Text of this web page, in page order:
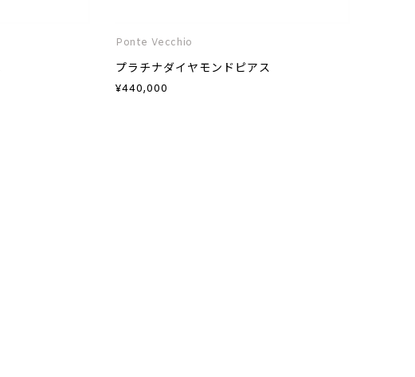
Ponte Vecchio
プラチナダイヤモンドピアス
¥440,000